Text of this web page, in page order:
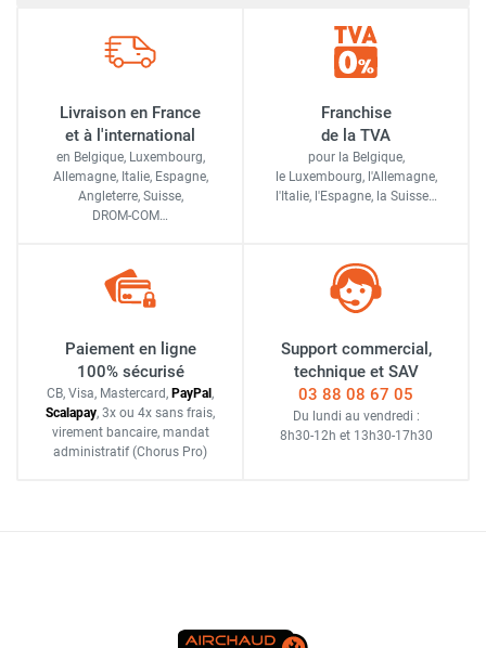
Livraison en France
et à l'international
en Belgique, Luxembourg,
Allemagne, Italie, Espagne,
Angleterre, Suisse,
DROM-COM…
Franchise
de la TVA
pour la Belgique,
le Luxembourg, l'Allemagne,
l'Italie, l'Espagne, la Suisse…
Paiement en ligne
100% sécurisé
CB, Visa, Mastercard, PayPal ,
Scalapay, 3x ou 4x sans frais,
virement bancaire, mandat
administratif (Chorus Pro)
Support commercial,
technique et SAV
03 88 08 67 05
Du lundi au vendredi :
8h30-12h et 13h30-17h30